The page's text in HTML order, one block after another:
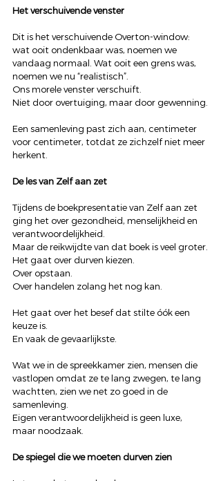
Het verschuivende venster
Dit is het verschuivende Overton-window:
wat ooit ondenkbaar was, noemen we
vandaag normaal. Wat ooit een grens was,
noemen we nu “realistisch”.
Ons morele venster verschuift.
Niet door overtuiging, maar door gewenning.
Een samenleving past zich aan, centimeter
voor centimeter, totdat ze zichzelf niet meer
herkent.
De les van Zelf aan zet
Tijdens de boekpresentatie van Zelf aan zet
ging het over gezondheid, menselijkheid en
verantwoordelijkheid.
Maar de reikwijdte van dat boek is veel groter.
Het gaat over durven kiezen.
Over opstaan.
Over handelen zolang het nog kan.
Het gaat over het besef dat stilte óók een
keuze is.
En vaak de gevaarlijkste.
Wat we in de spreekkamer zien, mensen die
vastlopen omdat ze te lang zwegen, te lang
wachtten, zien we net zo goed in de
samenleving.
Eigen verantwoordelijkheid is geen luxe,
maar noodzaak.
De spiegel die we moeten durven zien